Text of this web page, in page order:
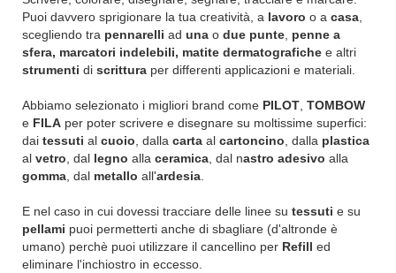
Puoi davvero sprigionare la tua creatività, a lavoro o a casa
scegliendo tra pennarelli ad una o due punte penne a
sfera, marcatori indelebili, matite dermatografiche e altri
strumenti di scrittura per differenti applicazioni e materiali.
Abbiamo selezionato i migliori brand come PILOT TOMBOW
e FILA per poter scrivere e disegnare su moltissime superfici:
dai tessuti al cuoio , dalla carta al cartoncino , dalla plastica
al vetro , dal legno alla ceramica , dal nastro adesivo alla
gomma , dal metallo all'ardesia
E nel caso in cui dovessi tracciare delle linee su tessuti e su
pellami puoi permetterti anche di sbagliare (d'altronde è
umano) perchè puoi utilizzare il cancellino per Refill ed
eliminare l'inchiostro in eccesso.